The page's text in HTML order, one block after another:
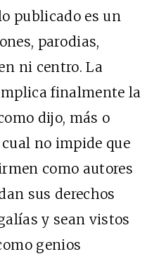
publicado es un
parodias,
ni centro. La
finalmente la
dijo, más o
no impide que
como autores
sus derechos
y sean vistos
genios